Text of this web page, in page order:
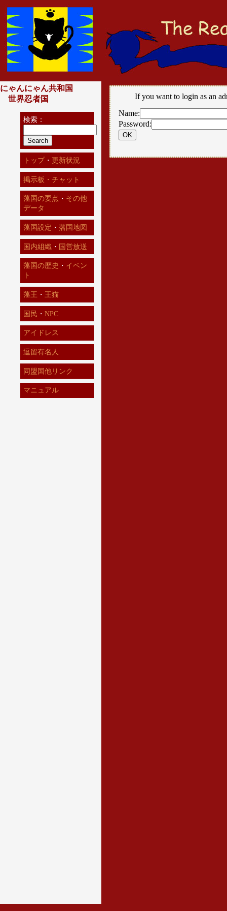
If you want to login as an
Name:
Password:
にゃんにゃん共和国
世界忍者国
検索：
トップ・ 更新状況
掲示板・チャット
藩国の要点 ・ その他
データ
藩国設定 ・ 藩国地図
国内組織 ・ 国営放送
藩国の歴史 ・ イベン
ト
藩王 ・ 王猫
国民 ・ NPC
アイドレス
逗留有名人
同盟国他リンク
マニュアル